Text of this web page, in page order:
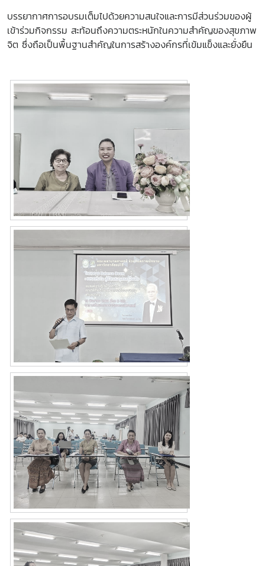
บรรยากาศการอบรมเต็มไปด้วยความสนใจและการมีส่วนร่วมของผู้
เข้าร่วมกิจกรรม สะท้อนถึงความตระหนักในความสำคัญของสุขภาพ
จิต ซึ่งถือเป็นพื้นฐานสำคัญในการสร้างองค์กรที่เข้มแข็งและยั่งยืน